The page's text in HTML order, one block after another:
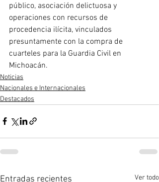
público, asociación delictuosa y
operaciones con recursos de
procedencia ilícita, vinculados
presuntamente con la compra de
cuarteles para la Guardia Civil en
Michoacán.
Noticias
Nacionales e Internacionales
Destacados
Entradas recientes Ver todo